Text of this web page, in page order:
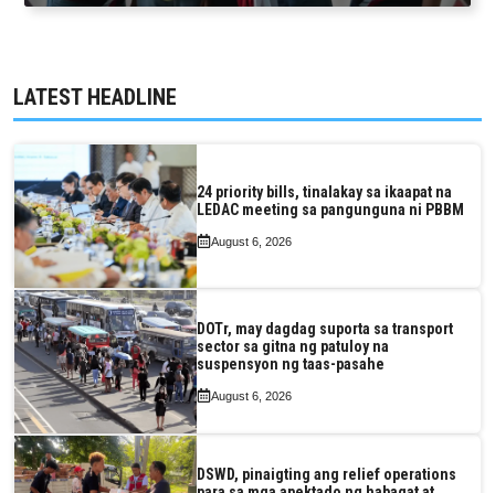
LATEST HEADLINE
24 priority bills, tinalakay sa ikaapat na
LEDAC meeting sa pangunguna ni PBBM
August 6, 2026
DOTr, may dagdag suporta sa transport
sector sa gitna ng patuloy na
suspensyon ng taas-pasahe
August 6, 2026
DSWD, pinaigting ang relief operations